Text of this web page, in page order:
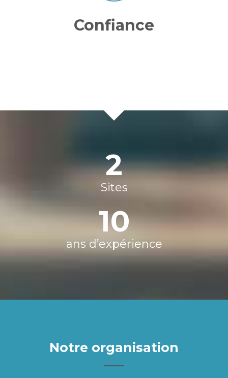
Confiance
2
Sites
10
ans d’expérience
Notre organisation